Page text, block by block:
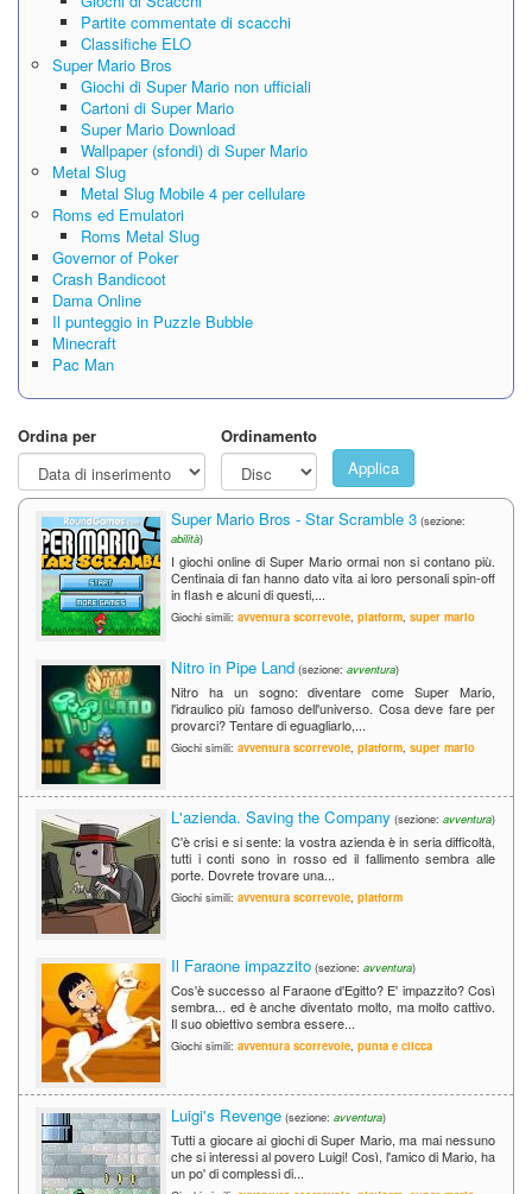
Partite commentate di scacchi
Classifiche ELO
Super Mario Bros
Giochi di Super Mario non ufficiali
Cartoni di Super Mario
Super Mario Download
Wallpaper (sfondi) di Super Mario
Metal Slug
Metal Slug Mobile 4 per cellulare
Roms ed Emulatori
Roms Metal Slug
Governor of Poker
Crash Bandicoot
Dama Online
Il punteggio in Puzzle Bubble
Minecraft
Pac Man
Ordina per
Ordinamento
Applica
Super Mario Bros - Star Scramble 3 (sezione:
abilità)
I giochi online di Super Mario ormai non si contano più.
Centinaia di fan hanno dato vita ai loro personali spin-off
in flash e alcuni di questi,...
Giochi simili: avventura scorrevole, platform, super mario
Nitro in Pipe Land (sezione: avventura)
Nitro ha un sogno: diventare come Super Mario,
l'idraulico più famoso dell'universo. Cosa deve fare per
provarci? Tentare di eguagliarlo,...
Giochi simili: avventura scorrevole, platform, super mario
L'azienda. Saving the Company (sezione: avventura)
C'è crisi e si sente: la vostra azienda è in seria difficoltà,
tutti i conti sono in rosso ed il fallimento sembra alle
porte. Dovrete trovare una...
Giochi simili: avventura scorrevole, platform
Il Faraone impazzito (sezione: avventura)
Cos'è successo al Faraone d'Egitto? E' impazzito? Così
sembra... ed è anche diventato molto, ma molto cattivo.
Il suo obiettivo sembra essere...
Giochi simili: avventura scorrevole, punta e clicca
Luigi's Revenge (sezione: avventura)
Tutti a giocare ai giochi di Super Mario, ma mai nessuno
che si interessi al povero Luigi! Così, l'amico di Mario, ha
un po' di complessi di...